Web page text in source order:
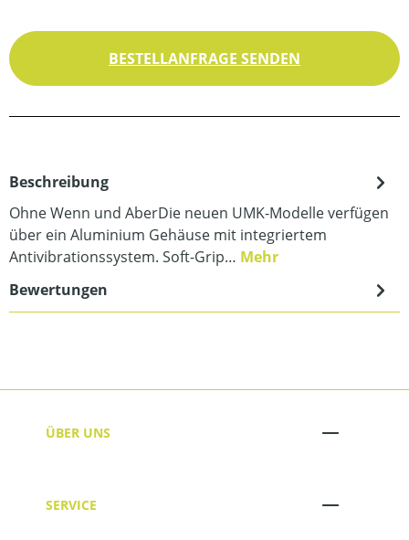
BESTELLANFRAGE SENDEN
Beschreibung
Ohne Wenn und AberDie neuen UMK-Modelle verfügen
über ein Aluminium Gehäuse mit integriertem
Antivibrationssystem. Soft-Grip… Mehr
Bewertungen
ÜBER UNS
SERVICE